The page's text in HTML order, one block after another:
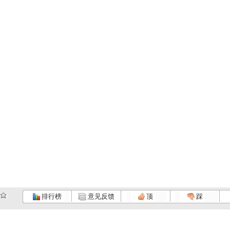
排行榜 意见反馈 顶 踩